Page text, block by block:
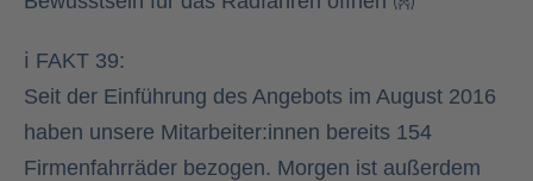
ℹ FAKT 39:
Seit der Einführung des Angebots im August 2016
haben unsere Mitarbeiter:innen bereits 154
Firmenfahrräder bezogen. Morgen ist außerdem